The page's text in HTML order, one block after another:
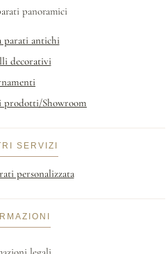
panoramici
parati antichi
decorativi
prodotti/Showroom
SERVIZI
personalizzata